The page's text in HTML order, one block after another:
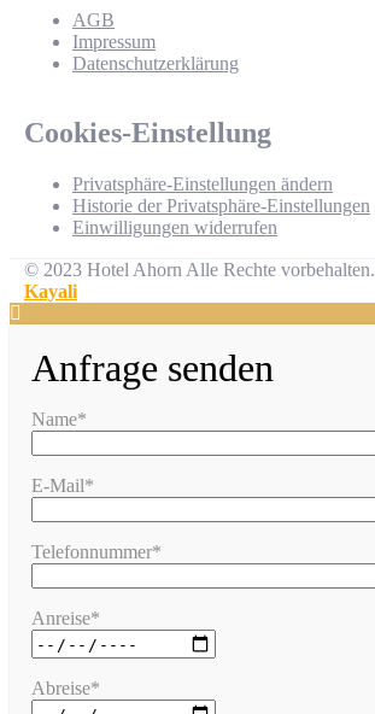
AGB
Impressum
Datenschutzerklärung
Cookies-Einstellung
Privatsphäre-Einstellungen ändern
Historie der Privatsphäre-Einstellungen
Einwilligungen widerrufen
© 2023 Hotel Ahorn Alle Rechte vorbehalten.
Kayali
Anfrage senden
Name*
E-Mail*
Telefonnummer*
Anreise*
Abreise*